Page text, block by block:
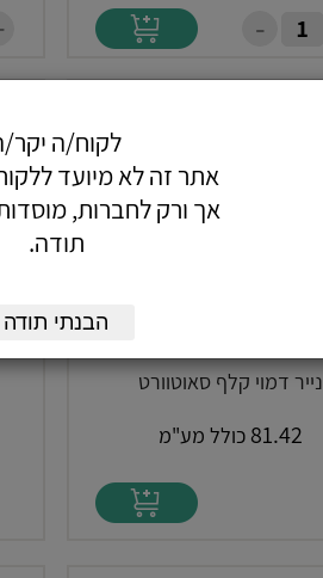
-
נייר דמוי קלף סאוטוורט
81.42 כולל מע"מ
לקוח/ה
אתר זה לא מיועד
אך ורק לחברות,
תודה.
הבנתי תודה